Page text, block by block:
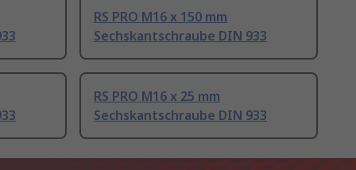
RS PRO M16 x 150 mm
Sechskantschraube DIN 933
RS PRO M16 x 25 mm
Sechskantschraube DIN 933